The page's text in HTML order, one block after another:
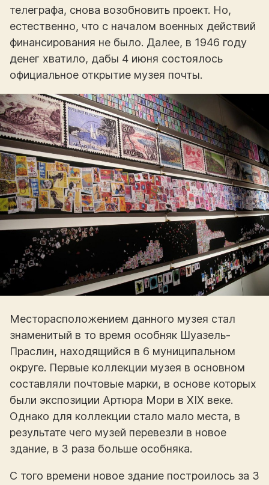
телеграфа, снова возобновить проект. Но,
естественно, что с началом военных действий
финансирования не было. Далее, в 1946 году
денег хватило, дабы 4 июня состоялось
официальное открытие музея почты.
Месторасположением данного музея стал
знаменитый в то время особняк Шуазель-
Праслин, находящийся в 6 муниципальном
округе. Первые коллекции музея в основном
составляли почтовые марки, в основе которых
были экспозиции Артюра Мори в XIX веке.
Однако для коллекции стало мало места, в
результате чего музей перевезли в новое
здание, в 3 раза больше особняка.
С того времени новое здание построилось за 3